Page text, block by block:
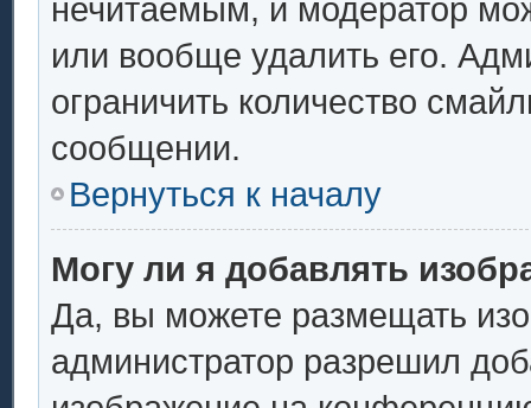
нечитаемым, и модератор
или вообще удалить его.
ограничить количество
сообщении.
Вернуться к началу
Могу ли я добавлять
Да, вы можете размещать
администратор разрешил